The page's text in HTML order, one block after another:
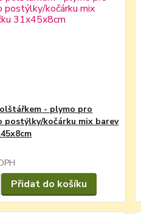
- plymo pro
postýlky/kočárku mix barev
Přidat do košíku